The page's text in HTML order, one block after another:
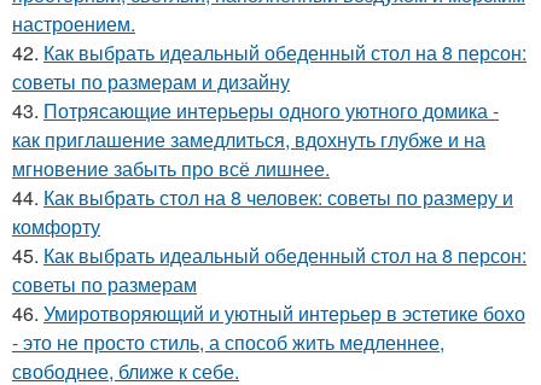
настроением.
42. Как выбрать идеальный обеденный стол на 8 персон:
советы по размерам и дизайну
43. Потрясающие интерьеры одного уютного домика -
как приглашение замедлиться, вдохнуть глубже и на
мгновение забыть про всё лишнее.
44. Как выбрать стол на 8 человек: советы по размеру и
комфорту
45. Как выбрать идеальный обеденный стол на 8 персон:
советы по размерам
46. Умиротворяющий и уютный интерьер в эстетике бохо
- это не просто стиль, а способ жить медленнее,
свободнее, ближе к себе.